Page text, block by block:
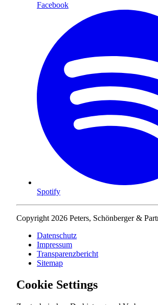
Facebook
Spotify
Copyright 2026 Peters, Schönberger &
Datenschutz
Impressum
Transparenzbericht
Sitemap
Cookie Settings